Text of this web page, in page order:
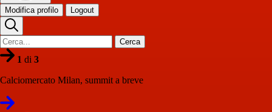
Modifica profilo Logout
Cerca
1 di 3
Calciomercato Milan, summit a breve